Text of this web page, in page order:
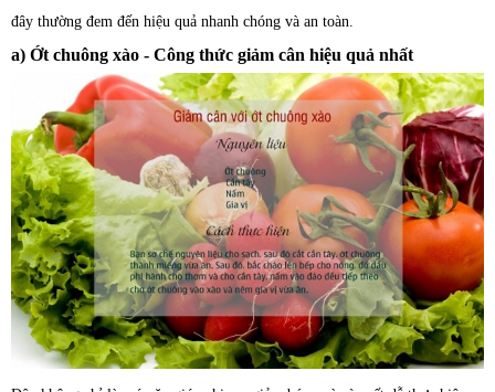
đây thường đem đến hiệu quả nhanh chóng và an toàn.
a) Ớt chuông xào - Công thức giảm cân hiệu quả nhất